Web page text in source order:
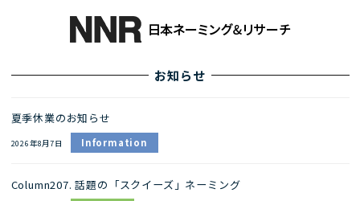
お知らせ
夏季休業のお知らせ
2026年8月7日 Information
Column207. 話題の「スクイーズ」ネーミング